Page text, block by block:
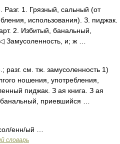
1. Грязный, сальный (от
использования). З. пиджак.
2. Избитый, банальный,
Замусоленность, и; ж …
разг. см. тж. замусоленность 1)
ношения, употребления,
пиджак. З ая книга. З ая
приевшийся …
енн/ый …
словарь